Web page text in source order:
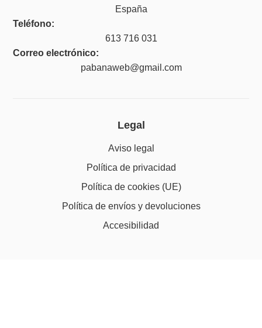
España
Teléfono:
613 716 031
Correo electrónico:
pabanaweb@gmail.com
Legal
Aviso legal
Política de privacidad
Política de cookies (UE)
Política de envíos y devoluciones
Accesibilidad